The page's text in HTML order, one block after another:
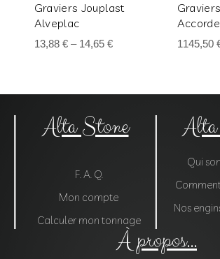
Graviers Jouplast
Alveplac
13,88 €– 14,65 € 1145,50
Alta Stone
F. A. Q.
Mon compte
Calculer mon tonnage
Qui
Nos
À propos...